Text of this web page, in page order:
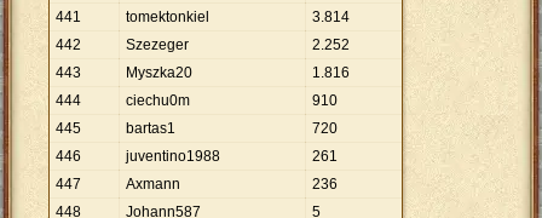
441
tomektonkiel 3.814
442
Szezeger 2.252
443
Myszka20 1.816
444
ciechu0m
910
445
bartas1
720
446
juventino1988
261
447
Axmann
236
448
Johann587 5